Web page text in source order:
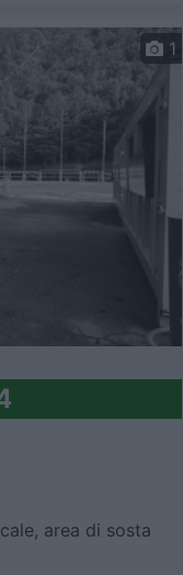
1
area di sosta